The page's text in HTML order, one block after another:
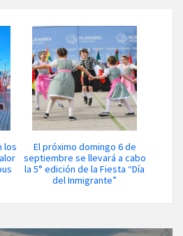
los
El próximo domingo 6 de
septiembre se llevará a cabo
la 5° edición de la Fiesta “Día
del Inmigrante”